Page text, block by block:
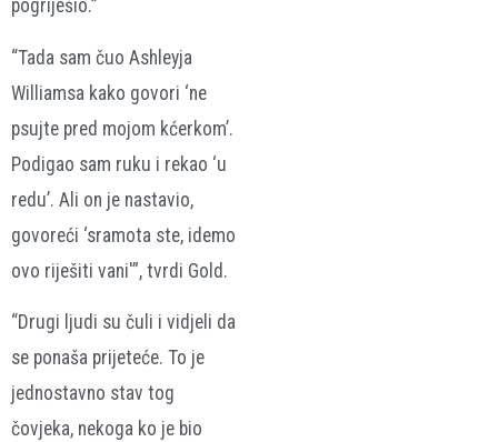
pogriješio.”
“Tada sam čuo Ashleyja
Williamsa kako govori ‘ne
psujte pred mojom kćerkom’.
Podigao sam ruku i rekao ‘u
redu’. Ali on je nastavio,
govoreći ‘sramota ste, idemo
ovo riješiti vani'”, tvrdi Gold.
“Drugi ljudi su čuli i vidjeli da
se ponaša prijeteće. To je
jednostavno stav tog
čovjeka, nekoga ko je bio